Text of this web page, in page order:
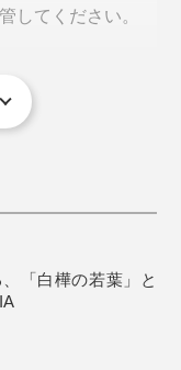
してください。
「白樺の若葉」と